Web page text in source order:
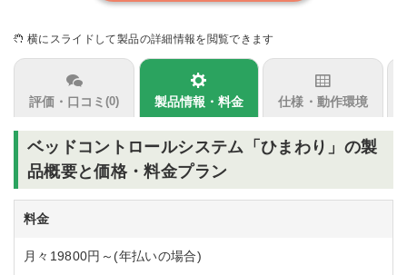
横にスライドして製品の詳細情報を閲覧できます
評価・口コミ(0) 製品情報・料金 仕様・動作環境
ベッドコントロールシステム「ひまわり」の製
品概要と価格・料金プラン
料金
月々19800円～(年払いの場合)